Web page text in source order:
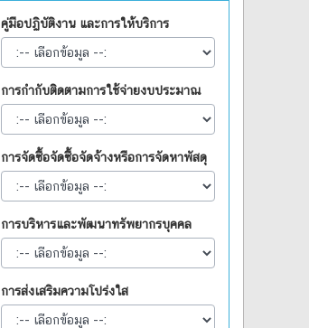
คู่มือปฏิบัติงาน และการให้บริการ
การกำกับติดตามการใช้จ่ายงบประมาณ
การจัดซื้อจัดซื้อจัดจ้างหรือการจัดหาพัสดุ
การบริหารและพัฒนาทรัพยากรบุคคล
การส่งเสริมความโปร่งใส